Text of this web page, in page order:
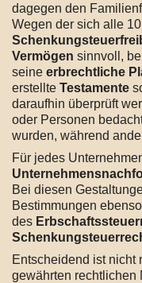
dagegen den
Wegen der sich alle
Vermögen sinnvoll,
seine erbrechtliche
erstellte Testamente
daraufhin überprüft
oder Personen
wurden, während
Für jedes
Bei diesen
Bestimmungen
des
Entscheidend ist nicht
gewährten rechtlichen